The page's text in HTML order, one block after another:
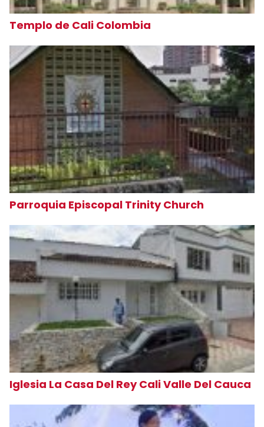
Templo de Cali Colombia
Parroquia Episcopal Trinity Church
Iglesia La Casa Del Rey Cali Valle Del Cauca